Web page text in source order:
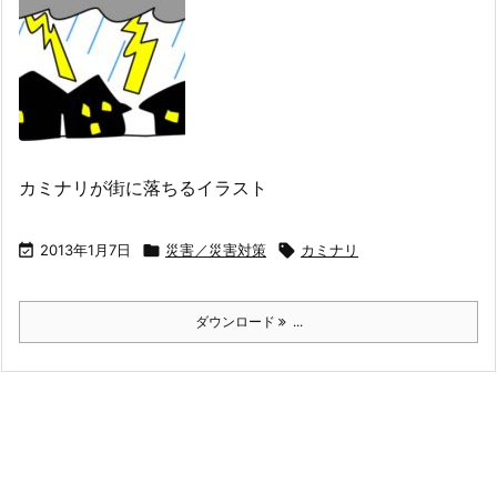
カミナリが街に落ちるイラスト
 2013年1月7日  災害／災害対策  カミナリ
ダウンロード ...